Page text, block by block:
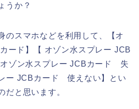
うか？
のスマホなどを利用して、【オ
ード】【 オゾン水スプレー JCB
ゾン水スプレー JCBカード 失
ー JCBカード 使えない】とい
だと思います。